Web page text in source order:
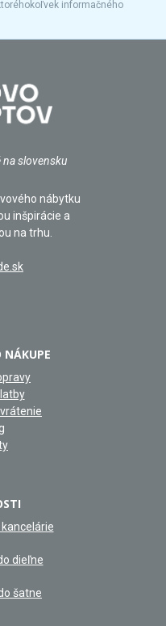
informačného
na slovensku
nábytku
inšpirácie a
na trhu.
NÁKUPE
dieľne
šatne